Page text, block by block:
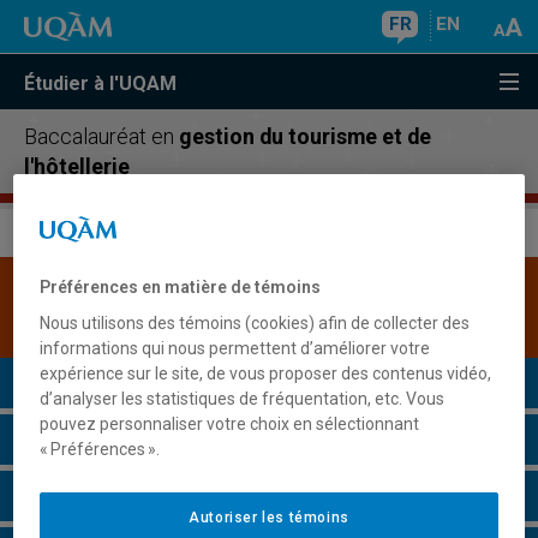
FR EN
Étudier à l'UQAM
Baccalauréat en gestion du tourisme et de
l'hôtellerie
Une version plus récente de ce programme est
disponible.Cliquez ici pour la consulter.
Présentation du programme
Conditions d'admission
Cours à suivre et horaires
Préférences en matière de témoins
Nous utilisons des témoins (cookies) afin de collecter des
informations qui nous permettent d’améliorer votre
expérience sur le site, de vous proposer des contenus vidéo,
d’analyser les statistiques de fréquentation, etc. Vous
pouvez personnaliser votre choix en sélectionnant
« Préférences ».
Autoriser les témoins